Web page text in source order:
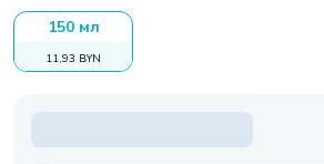
150 мл
11,93 BYN